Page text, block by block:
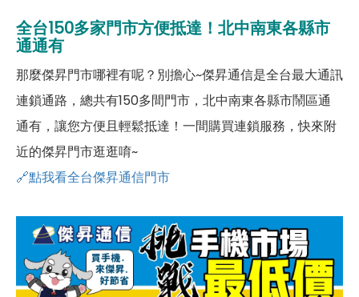
全台150多家門市方便抵達！北中南東各縣市
通通有
那麼傑昇門市哪裡有呢？別擔心~傑昇通信是全台最大通訊
連鎖通路，總共有150多間門市，北中南東各縣市鬧區通
通有，讓您方便且輕鬆抵達！一間購買連鎖服務，快來附
近的傑昇門市逛逛唷~
🔗點我看全台傑昇通信門市